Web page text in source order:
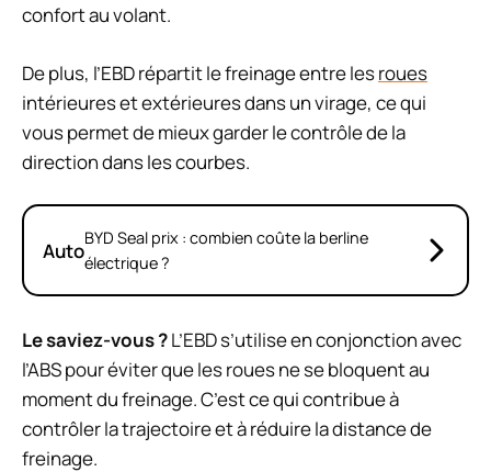
confort au volant.
De plus, l’EBD répartit le freinage entre lesroues
intérieures et extérieures dans un virage, ce qui
vous permet de mieux garder le contrôle de la
direction dans les courbes.
AutoBYD Seal prix : combien coûte la berline
électrique ?
Le saviez-vous ?L’EBD s’utilise en conjonction avec
l’ABS pour éviter que les roues ne se bloquent au
moment du freinage. C’est ce qui contribue à
contrôler la trajectoire et à réduire la distance de
freinage.